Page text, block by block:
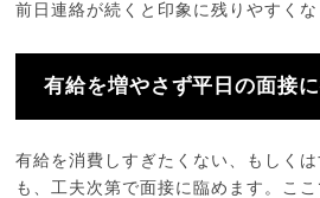
前日連絡が続くと印象に残りやすくな
有給を増やさず平日の面接
有給を消費しすぎたくない、もしく
も、工夫次第で面接に臨めます。こ